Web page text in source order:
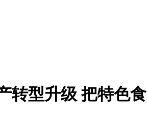
转型升级 把特色食